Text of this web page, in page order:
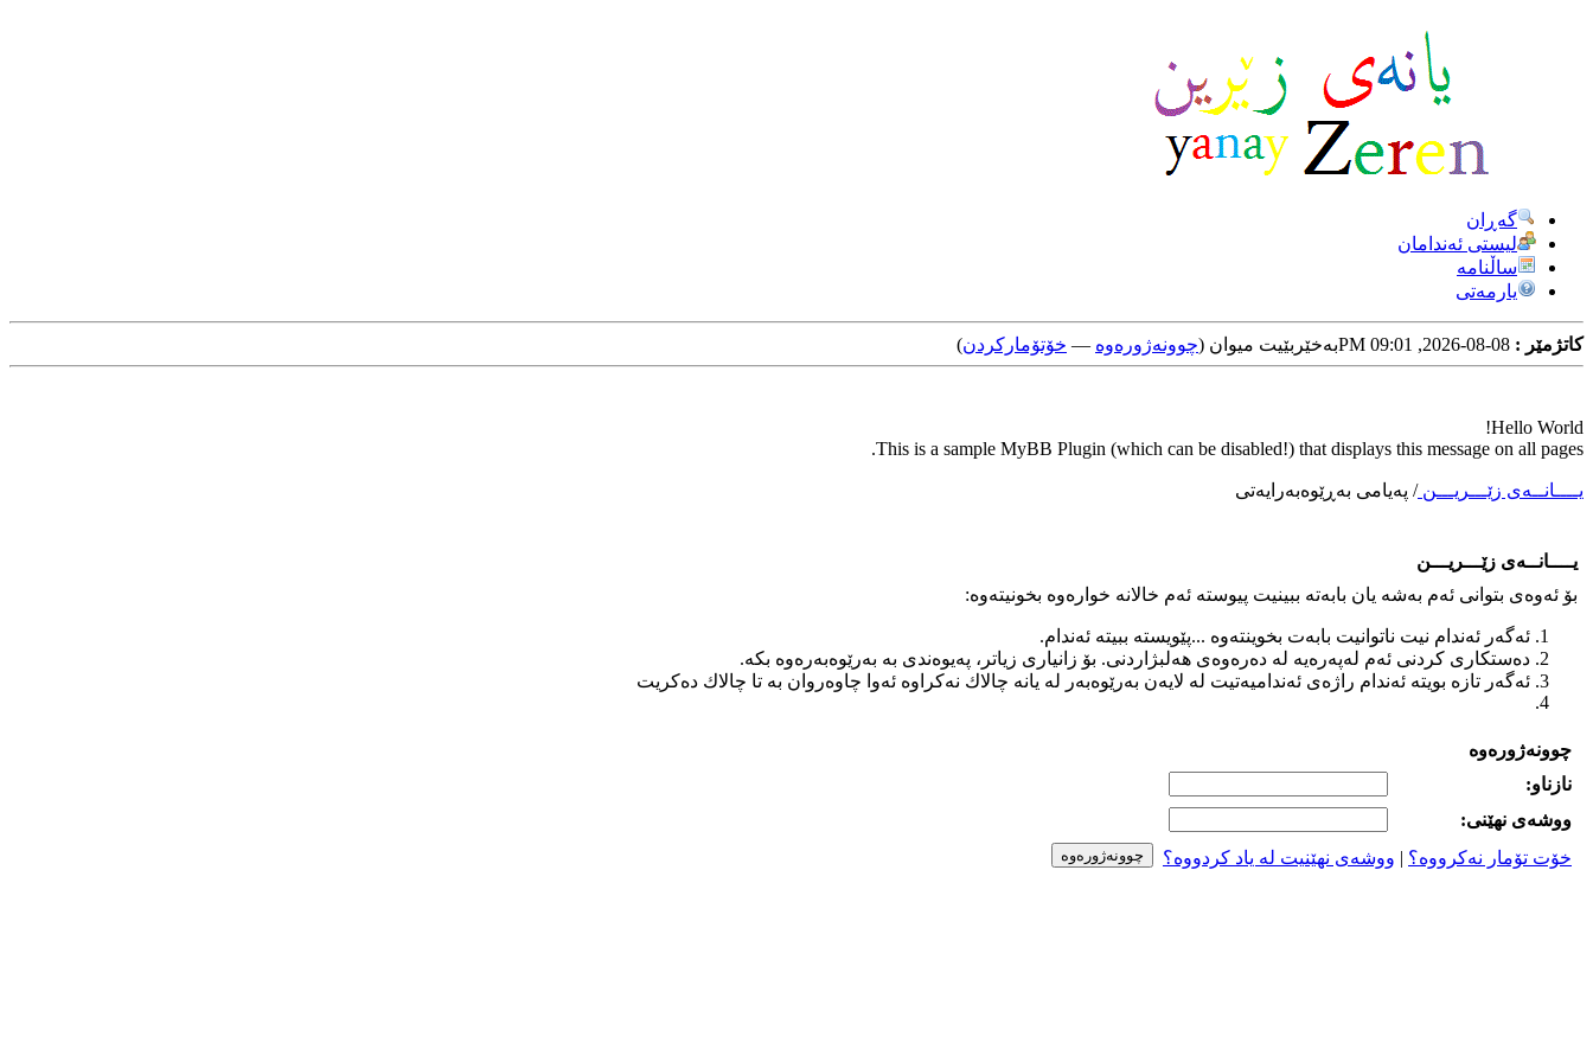
گه‌ڕان
لیستی ئه‌ندامان
ساڵنامه
یارمه‌تی
کاتژمێر : به‌خێربێیت میوان (چوونه‌ژوره‌وه‌ — خۆتۆمارکردن)
Hello World!
This is a sample MyBB Plugin (which can be disabled!) that displays this message on all pages.
یــــانــه‌ی زێـــریـــن/ په‌یامی به‌ڕێوه‌به‌رایه‌تی
یــــانــه‌ی زێـــریـــن
بۆ ئه‌وه‌ی بتوانی ئه‌م به‌شه‌ یان بابه‌ته‌ ببینیت پیوسته‌ ئه‌م خالانه‌ خواره‌وه‌ بخونیته‌وه‌:
ئه‌گه‌ر ئه‌ندام نیت ناتوانیت بابه‌ت بخوینته‌وه‌ ...پێویسته‌ ببیته‌ ئه‌ندام.
ده‌ستكاری كردنی ئه‌م له‌په‌ره‌یه‌ له ‌ده‌ره‌وه‌ی هه‌لبژاردنی. بۆ زانیاری زیاتر، په‌یوه‌ندی به‌ به‌رێوه‌به‌ره‌وه‌ بكه‌.
ئه‌گه‌ر تازه‌ بویته‌ ئه‌ندام راژه‌ی ئه‌ندامیه‌تیت له‌ لایه‌ن به‌رێوه‌به‌ر له‌ یانه‌ چالاك نه‌كراوه‌ ئه‌وا چاوه‌روان به‌ تا چالاك ده‌كریت
چوونه‌ژوره‌وه‌
نازناو:
ووشه‌ی نهێنی:
خۆت تۆمار نه‌کرووه‌؟ | ووشه‌ی نهێنیت له‌ یاد کردووه‌؟